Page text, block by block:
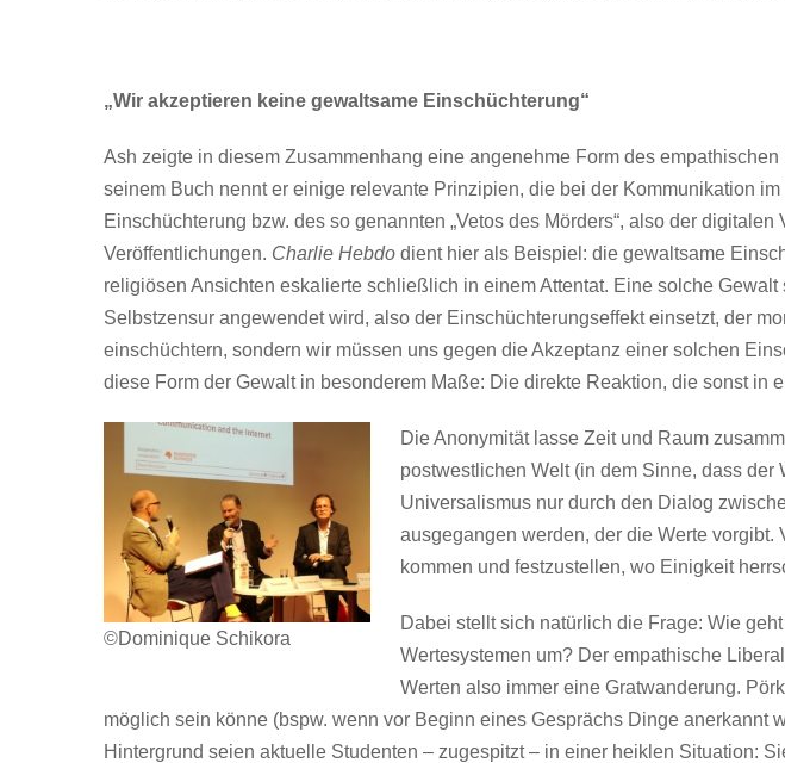
„Wir akzeptieren keine gewaltsame Einschüchterung“
Ash zeigte in diesem Zusammenhang eine angenehme Form des
seinem Buch nennt er einige relevante Prinzipien, die bei der Kommunikation
Einschüchterung bzw. des so genannten „Vetos des Mörders“, also der
Veröffentlichungen. Charlie Hebdo dient hier als Beispiel: die gewaltsame
religiösen Ansichten eskalierte schließlich in einem Attentat. Eine solche
Selbstzensur angewendet wird, also der Einschüchterungseffekt einsetzt, der
einschüchtern, sondern wir müssen uns gegen die Akzeptanz einer solchen
diese Form der Gewalt in besonderem Maße: Die direkte Reaktion, die sonst
©Dominique Schikora
Die Anonymität lasse Zeit und Raum
postwestlichen Welt (in dem Sinne, dass
Universalismus nur durch den Dialog
ausgegangen werden, der die Werte
kommen und festzustellen, wo Einigkeit
Dabei stellt sich natürlich die Frage: Wie
Wertesystemen um? Der empathische
Werten also immer eine Gratwanderung.
möglich sein könne (bspw. wenn vor Beginn eines Gesprächs Dinge
Hintergrund seien aktuelle Studenten – zugespitzt – in einer heiklen Situation: